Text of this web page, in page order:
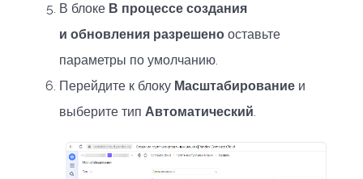
В блоке В процессе создания
и обновления разрешено оставьте
параметры по умолчанию.
Перейдите к блоку Масштабирование и
выберите тип Автоматический.